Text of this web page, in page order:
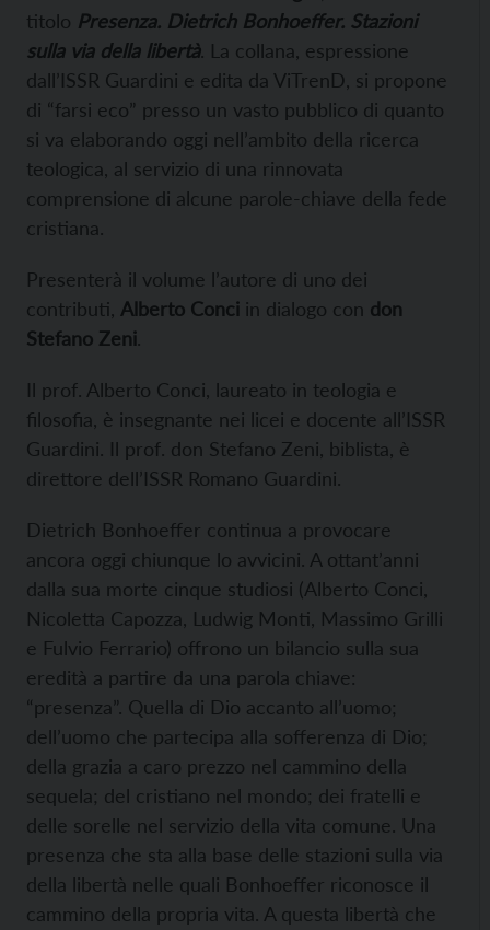
titolo Presenza. Dietrich Bonhoeffer. Stazioni
sulla via della libertà. La collana, espressione
dall’ISSR Guardini e edita da ViTrenD, si propone
di “farsi eco” presso un vasto pubblico di quanto
si va elaborando oggi nell’ambito della ricerca
teologica, al servizio di una rinnovata
comprensione di alcune parole-chiave della fede
cristiana.
Presenterà il volume l’autore di uno dei
contributi, Alberto Conci in dialogo con don
Stefano Zeni.
Il prof. Alberto Conci, laureato in teologia e
filosofia, è insegnante nei licei e docente all’ISSR
Guardini. Il prof. don Stefano Zeni, biblista, è
direttore dell’ISSR Romano Guardini.
Dietrich Bonhoeffer continua a provocare
ancora oggi chiunque lo avvicini. A ottant’anni
dalla sua morte cinque studiosi (Alberto Conci,
Nicoletta Capozza, Ludwig Monti, Massimo Grilli
e Fulvio Ferrario) offrono un bilancio sulla sua
eredità a partire da una parola chiave:
“presenza”. Quella di Dio accanto all’uomo;
dell’uomo che partecipa alla sofferenza di Dio;
della grazia a caro prezzo nel cammino della
sequela; del cristiano nel mondo; dei fratelli e
delle sorelle nel servizio della vita comune. Una
presenza che sta alla base delle stazioni sulla via
della libertà nelle quali Bonhoeffer riconosce il
cammino della propria vita. A questa libertà che